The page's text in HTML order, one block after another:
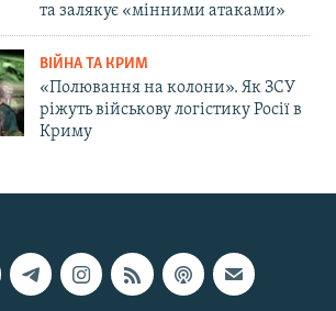
та залякує «мінними атаками»
ВІЙНА ТА КРИМ
«Полювання на колони». Як ЗСУ
ріжуть військову логістику Росії в
Криму